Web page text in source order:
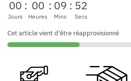
00
Jours
: 00
Heures
: 09
Mins
: 52
Secs
Cet article vient d'être réapprovisionné